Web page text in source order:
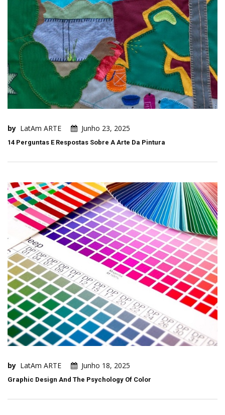
by LatAm ARTE Junho 23, 2025
14 Perguntas E Respostas Sobre A Arte Da Pintura
by LatAm ARTE Junho 18, 2025
Graphic Design And The Psychology Of Color